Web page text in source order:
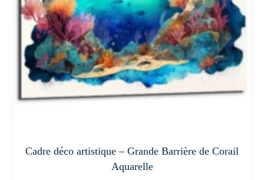
choisies
sur
la
page
du
produit
Cadre déco artistique – Grande Barrière de Corail
Aquarelle